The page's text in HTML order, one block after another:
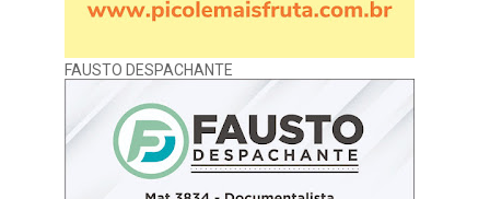
FAUSTO DESPACHANTE